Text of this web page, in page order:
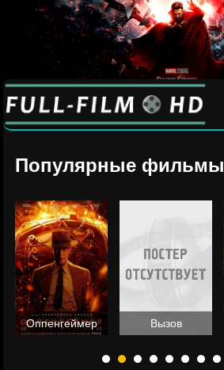
Популярные фильмы
Оппенгеймер Вызов